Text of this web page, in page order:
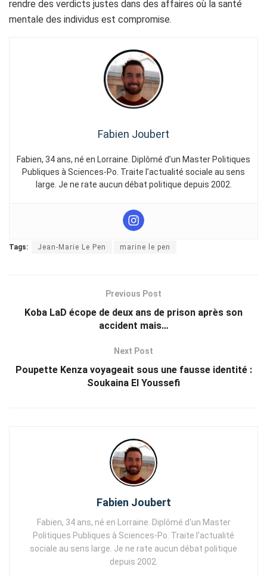
rendre des verdicts justes dans des affaires où la santé
mentale des individus est compromise.
Fabien Joubert
Fabien, 34 ans, né en Lorraine. Diplômé d’un Master Politiques
Publiques à Sciences-Po. Traite l’actualité sociale au sens
large. Je ne rate aucun débat politique depuis 2002.
Tags: Jean-Marie Le Pen marine le pen
Previous Post
Koba LaD écope de deux ans de prison après son
accident mais…
Next Post
Poupette Kenza voyageait sous une fausse identité :
Soukaina El Youssefi
Fabien Joubert
Fabien, 34 ans, né en Lorraine. Diplômé d'un Master
Politiques Publiques à Sciences-Po. Traite l'actualité
sociale au sens large. Je ne rate aucun débat politique
depuis 2002.